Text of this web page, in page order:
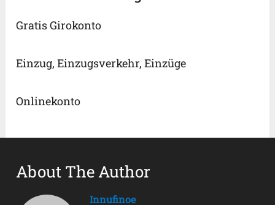
Gratis Girokonto
Einzug, Einzugsverkehr, Einzüge
Onlinekonto
About The Author
Innufinoe